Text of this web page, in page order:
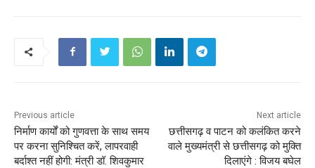
Previous article
निर्माण कार्यों को गुणवत्ता के साथ समय
पर करना सुनिश्चित करें, लापरवाही
बर्दाश्त नहीं होगी: मंत्री डॉ. शिवकुमार
Next article
छत्तीसगढ़ व पाटन को कलंकित करने
वाले मुख्यमंत्री से छत्तीसगढ़ को मुक्ति
दिलाएंगे : विजय बघेल